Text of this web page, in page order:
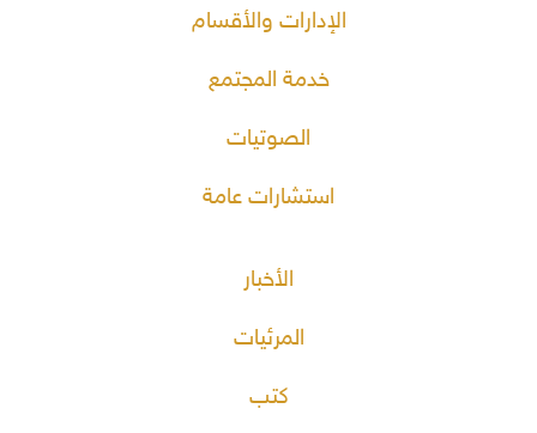
الإدارات والأقسام
خدمة المجتمع
الصوتيات
استشارات عامة
الأخبار
المرئيات
كتب